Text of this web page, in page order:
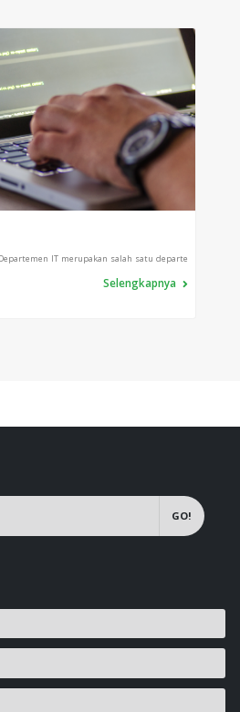
Departemen IT merupakan salah satu departe
Selengkapnya
GO!